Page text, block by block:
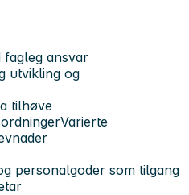
fagleg ansvar
utvikling og
tilhøve
personalgoder som tilgang